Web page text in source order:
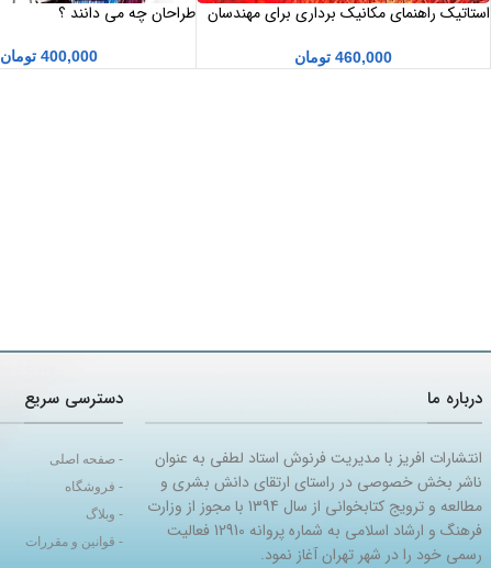
استاتیک راهنمای مکانیک برداری برای مهندسان
460,000 تومان
طراحان چه می دانند ؟
400,000 تومان
درباره ما
انتشارات افریز با مدیریت فرنوش استاد لطفی به عنوان
ناشر بخش خصوصی در راستای ارتقای دانش بشری و
مطالعه و ترویج کتابخوانی از سال 1394 با مجوز از وزارت
فرهنگ و ارشاد اسلامی به شماره پروانه 12910 فعالیت
رسمی خود را در شهر تهران آغاز نمود.
دسترسی سریع
- صفحه اصلی
- فروشگاه
- وبلاگ
- قوانین و مقررات